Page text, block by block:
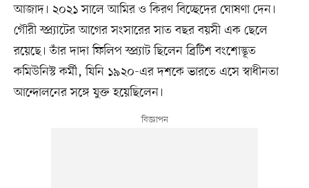
আজাদ। ২০২১ সালে আমির ও কিরণ বিচ্ছেদের ঘোষণা দেন।
গৌরী স্প্র্যাটের আগের সংসারের সাত বছর বয়সী এক ছেলে
রয়েছে। তাঁর দাদা ফিলিপ স্প্র্যাট ছিলেন ব্রিটিশ বংশোদ্ভূত
কমিউনিস্ট কর্মী, যিনি ১৯২০-এর দশকে ভারতে এসে স্বাধীনতা
আন্দোলনের সঙ্গে যুক্ত হয়েছিলেন।